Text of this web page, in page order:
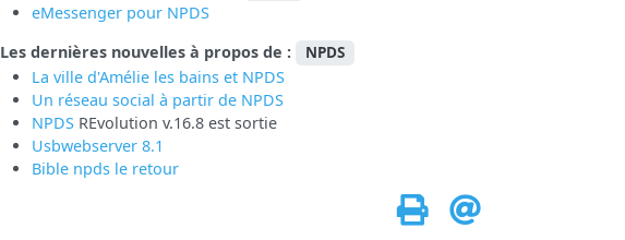
eMessenger pour NPDS
Les dernières nouvelles à propos de :
NPDS
La ville d'Amélie les bains et NPDS
Un réseau social à partir de NPDS
NPDS REvolution v.16.8 est sortie
Usbwebserver 8.1
Bible npds le retour